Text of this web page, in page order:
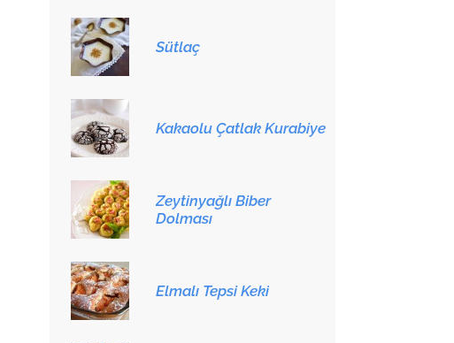
Sütlaç
Kakaolu Çatlak Kurabiye
Zeytinyağlı Biber
Dolması
Elmalı Tepsi Keki